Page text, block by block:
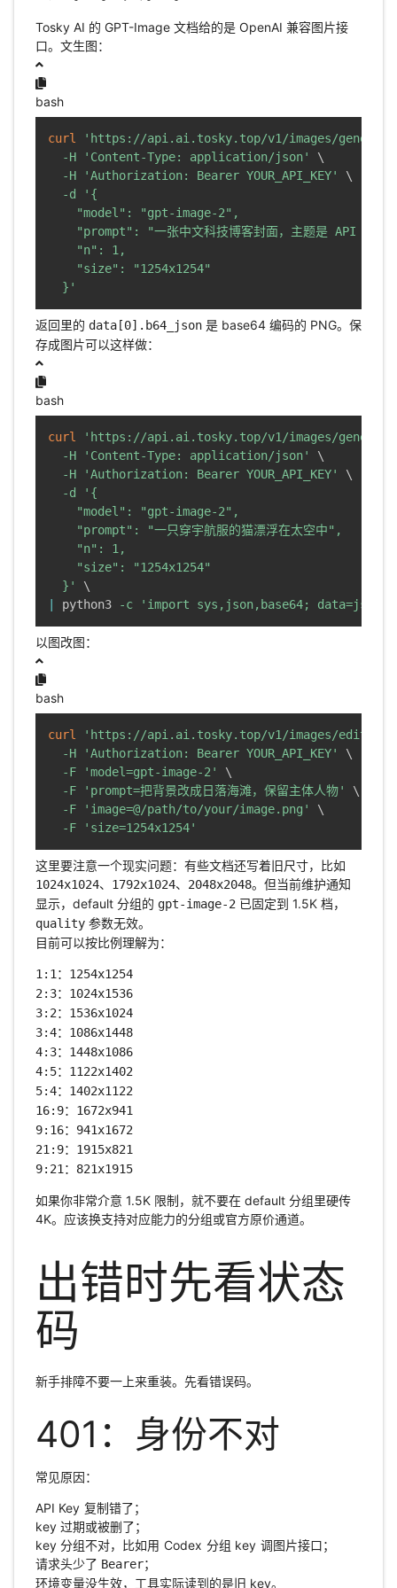
Tosky AI 的 GPT-Image 文档给的是 OpenAI 兼容图片接
口。文生图：
bash
curl
'https://api.ai.tosky.top/v1/images/
-H
'Content-Type: application/json'
\
-H
'Authorization: Bearer YOUR_API_KEY'
\
-d
'{
    "model": "gpt-image-2",
"prompt": "一张中文科技博客封面，主题是 API Key
    "n": 1,
    "size": "1254x1254"
  }'
返回里的 data[0].b64_json是 base64 编码的 PNG。保
存成图片可以这样做：
bash
curl
'https://api.ai.tosky.top/v1/images/
-H
'Content-Type: application/json'
\
-H
'Authorization: Bearer YOUR_API_KEY'
\
-d
'{
    "model": "gpt-image-2",
    "prompt": "一只穿宇航服的猫漂浮在太空中",
    "n": 1,
    "size": "1254x1254"
  }'
\
python3 -c 'import sys,json,base64;
以图改图：
bash
curl 'https://api.ai.tosky.top/v1/images/edits'
-H
'Authorization: Bearer YOUR_API_KEY'
\
-F
'model=gpt-image-2'
\
-F
'prompt=把背景改成日落海滩，保留主体人物'
\
-F
'image=@/path/to/your/image.png'
\
-F
'size=1254x1254'
这里要注意一个现实问题：有些文档还写着旧尺寸，比如
1024x1024、 1792x1024、 2048x2048。但当前维护通知
显示，default 分组的 gpt-image-2已固定到 1.5K 档，
quality参数无效。
目前可以按比例理解为：
1:1：
1254x1254
2:3：
1024x1536
3:2：
1536x1024
3:4：
1086x1448
4:3：
1448x1086
4:5：
1122x1402
5:4：
1402x1122
16:9：
1672x941
9:16：
941x1672
21:9：
1915x821
9:21： 821x1915
如果你非常介意 1.5K 限制，就不要在 default 分组里硬传
4K。应该换支持对应能力的分组或官方原价通道。
出错时先看状态
码
新手排障不要一上来重装。先看错误码。
401：身份不对
常见原因：
API Key 复制错了；
key 过期或被删了；
key 分组不对，比如用 Codex 分组 key 调图片接口；
请求头少了 Bearer；
环境变量没生效，工具实际读到的是旧 key。